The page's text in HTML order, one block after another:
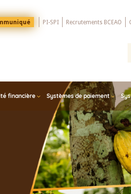
PI-SPI Recrutements BCEAO
financière Systèmes de paiement